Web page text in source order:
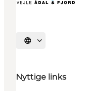
Vælg sprog
Nyttige links